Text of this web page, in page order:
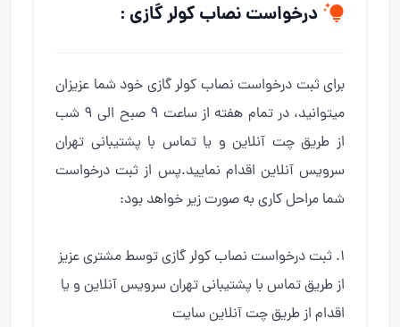
درخواست نصاب کولر گازی :
برای ثبت درخواست نصاب کولر گازی خود شما عزیزان
میتوانید، در تمام هفته از ساعت ۹ صبح الی ۹ شب
از طریق چت آنلاین و یا تماس با پشتیبانی تهران
سرویس آنلاین اقدام نمایید.پس از ثبت درخواست
شما مراحل کاری به صورت زیر خواهد بود:
ثبت درخواست نصاب کولر گازی توسط مشتری عزیز
از طریق تماس با پشتیبانی تهران سرویس آنلاین و یا
اقدام از طریق چت آنلاین سایت